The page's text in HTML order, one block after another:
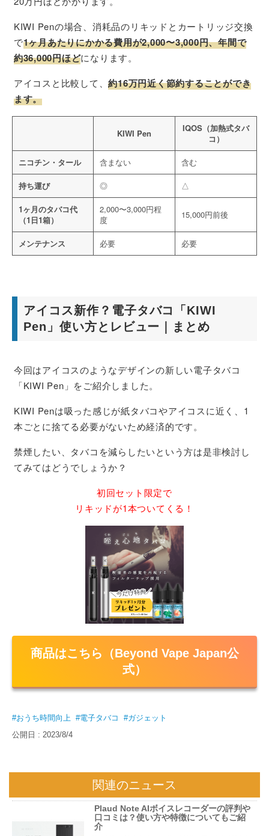
KIWI Penの場合、消耗品のリキッドとカートリッジ交換
で1ヶ月あたりにかかる費用が2,000〜3,000円、年間で
約36,000円ほどになります。
アイコスと比較して、約16万円近く節約することができ
ます。
KIWI Pen
IQOS（加熱式タバ
コ）
ニコチン・タール 含まない 含む
持ち運び ◎ △
1ヶ月のタバコ代
（1日1箱）
2,000〜3,000円程
度
15,000円前後
メンテナンス 必要 必要
アイコス新作？電子タバコ「KIWI
Pen」使い方とレビュー｜まとめ
今回はアイコスのようなデザインの新しい電子タバコ
「KIWI Pen」をご紹介しました。
KIWI Penは吸った感じが紙タバコやアイコスに近く、1
本ごとに捨てる必要がないため経済的です。
禁煙したい、タバコを減らしたいという方は是非検討し
てみてはどうでしょうか？
初回セット限定で
リキッドが1本ついてくる！
商品はこちら（Beyond Vape Japan公
式）
#おうち時間向上 #電子タバコ
#ガジェット
公開日 : 2023/8/4
関連のニュース
Plaud Note AIボイスレコーダーの評判や
口コミは？使い方や特徴についてもご紹
介